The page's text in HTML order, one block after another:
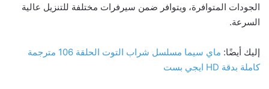
الجودات المتوافرة، ويتوافر ضمن سيرفرات مختلفة للتنزيل عالية
السرعة.
إليك أيضًا:
ماي سيما مسلسل شراب التوت الحلقة 106 مترجمة
كاملة بدقة HD ايجي بست